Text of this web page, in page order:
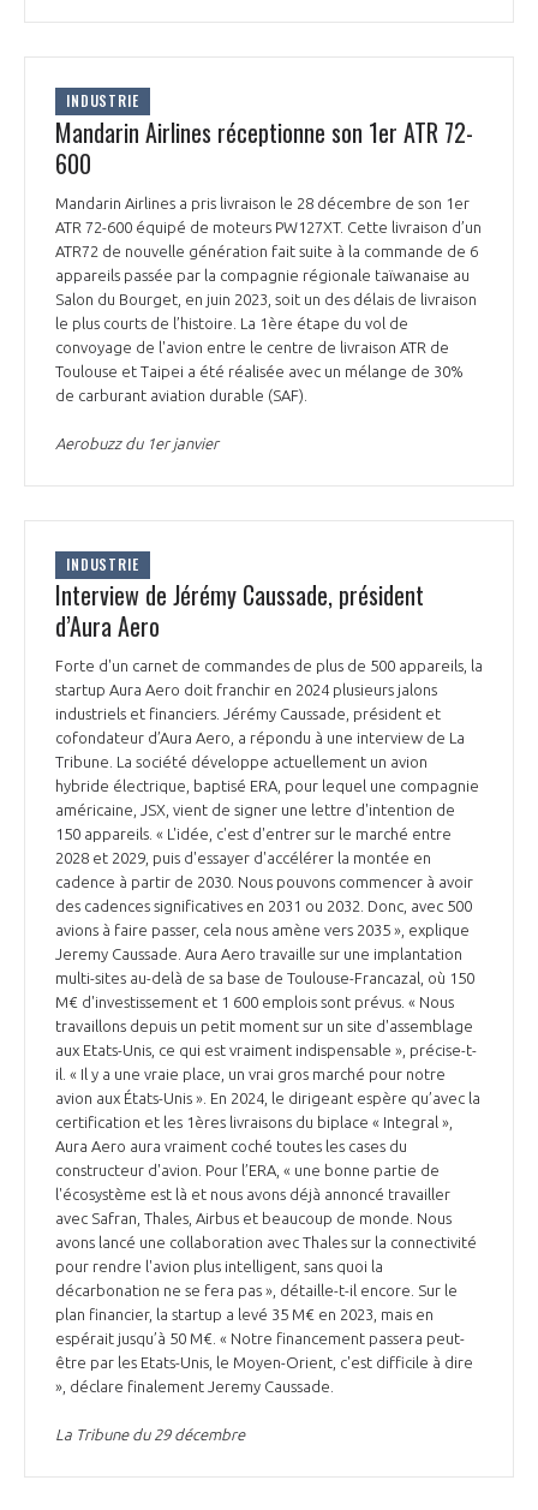
INDUSTRIE
Mandarin Airlines réceptionne son 1er ATR 72-
600
Mandarin Airlines a pris livraison le 28 décembre de son 1er
ATR 72-600 équipé de moteurs PW127XT. Cette livraison d’un
ATR72 de nouvelle génération fait suite à la commande de 6
appareils passée par la compagnie régionale taïwanaise au
Salon du Bourget, en juin 2023, soit un des délais de livraison
le plus courts de l’histoire. La 1ère étape du vol de
convoyage de l'avion entre le centre de livraison ATR de
Toulouse et Taipei a été réalisée avec un mélange de 30%
de carburant aviation durable (SAF).
Aerobuzz du 1er janvier
INDUSTRIE
Interview de Jérémy Caussade, président
d’Aura Aero
Forte d'un carnet de commandes de plus de 500 appareils, la
startup Aura Aero doit franchir en 2024 plusieurs jalons
industriels et financiers. Jérémy Caussade, président et
cofondateur d’Aura Aero, a répondu à une interview de La
Tribune. La société développe actuellement un avion
hybride électrique, baptisé ERA, pour lequel une compagnie
américaine, JSX, vient de signer une lettre d'intention de
150 appareils. « L'idée, c'est d'entrer sur le marché entre
2028 et 2029, puis d'essayer d'accélérer la montée en
cadence à partir de 2030. Nous pouvons commencer à avoir
des cadences significatives en 2031 ou 2032. Donc, avec 500
avions à faire passer, cela nous amène vers 2035 », explique
Jeremy Caussade. Aura Aero travaille sur une implantation
multi-sites au-delà de sa base de Toulouse-Francazal, où 150
M€ d'investissement et 1 600 emplois sont prévus. « Nous
travaillons depuis un petit moment sur un site d'assemblage
aux Etats-Unis, ce qui est vraiment indispensable », précise-t-
il. « Il y a une vraie place, un vrai gros marché pour notre
avion aux États-Unis ». En 2024, le dirigeant espère qu’avec la
certification et les 1ères livraisons du biplace « Integral »,
Aura Aero aura vraiment coché toutes les cases du
constructeur d'avion. Pour l’ERA, « une bonne partie de
l'écosystème est là et nous avons déjà annoncé travailler
avec Safran, Thales, Airbus et beaucoup de monde. Nous
avons lancé une collaboration avec Thales sur la connectivité
pour rendre l'avion plus intelligent, sans quoi la
décarbonation ne se fera pas », détaille-t-il encore. Sur le
plan financier, la startup a levé 35 M€ en 2023, mais en
espérait jusqu’à 50 M€. « Notre financement passera peut-
être par les Etats-Unis, le Moyen-Orient, c'est difficile à dire
», déclare finalement Jeremy Caussade.
La Tribune du 29 décembre